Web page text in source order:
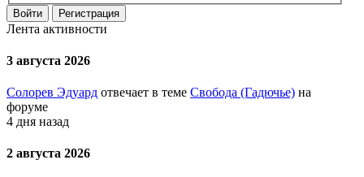
Войти Регистрация
Лента активности
3 августа 2026
Солорев Эдуард отвечает в теме Свобода (Гадючье) на
форуме
4 дня назад
2 августа 2026